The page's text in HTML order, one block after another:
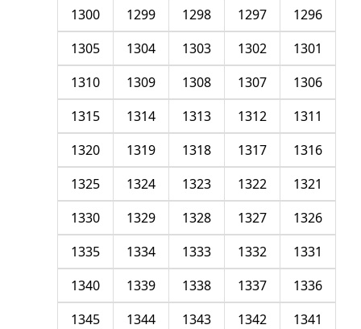
1296
1297
1298
1299
1300
1301
1302
1303
1304
1305
1306
1307
1308
1309
1310
1311
1312
1313
1314
1315
1316
1317
1318
1319
1320
1321
1322
1323
1324
1325
1326
1327
1328
1329
1330
1331
1332
1333
1334
1335
1336
1337
1338
1339
1340
1341
1342
1343
1344
1345